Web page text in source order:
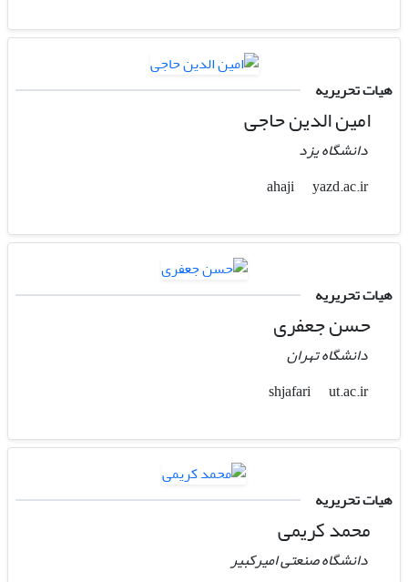
هیات تحریریه
امین الدین حاجی
دانشگاه یزد
ahaji
yazd.ac.ir
هیات تحریریه
حسن جعفری
دانشگاه تهران
shjafari
ut.ac.ir
هیات تحریریه
محمد کریمی
دانشگاه صنعتی امیرکبیر